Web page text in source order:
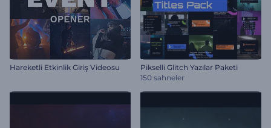
Hareketli Etkinlik Giriş Videosu
Pikselli Glitch Yazılar Paketi
150 sahneler